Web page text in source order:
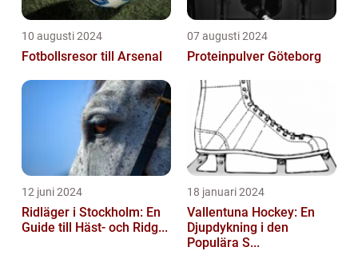
10 augusti 2024
Fotbollsresor till Arsenal
07 augusti 2024
Proteinpulver Göteborg
12 juni 2024
Ridläger i Stockholm: En
Guide till Häst- och Ridg...
18 januari 2024
Vallentuna Hockey: En
Djupdykning i den
Populära S...